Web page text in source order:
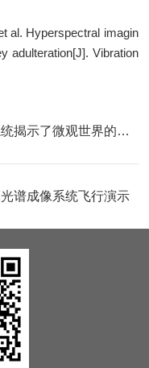
al. Hyperspectral imagin
adulteration[J]. Vibration
显微荧光高光谱成像系统揭示了微观世界的多彩奥秘
谱成像系统飞行演示